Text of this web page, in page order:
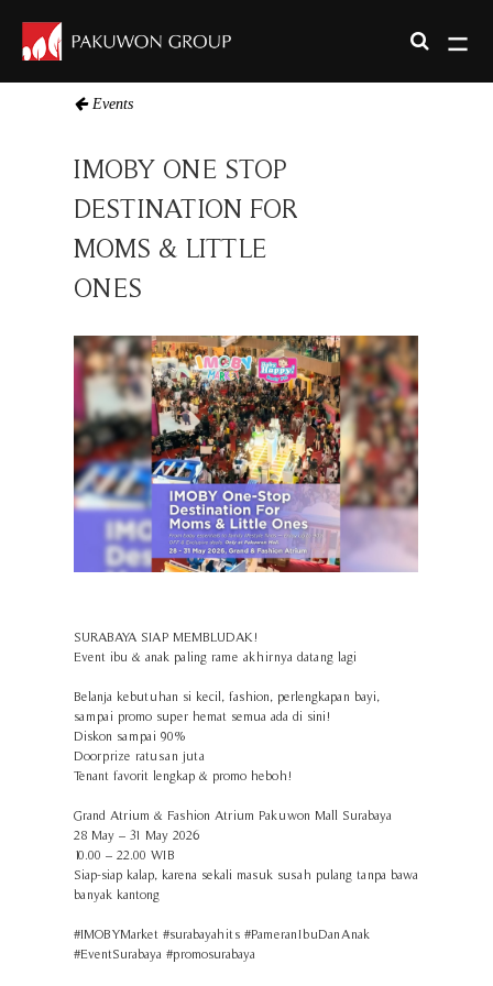
Events
IMOBY ONE STOP
DESTINATION FOR
MOMS & LITTLE
ONES
SURABAYA SIAP MEMBLUDAK!
Event ibu & anak paling rame akhirnya datang lagi
Belanja kebutuhan si kecil, fashion, perlengkapan bayi,
sampai promo super hemat semua ada di sini!
Diskon sampai 90%
Doorprize ratusan juta
Tenant favorit lengkap & promo heboh!
Grand Atrium & Fashion Atrium Pakuwon Mall Surabaya
28 May – 31 May 2026
10.00 – 22.00 WIB
Siap-siap kalap, karena sekali masuk susah pulang tanpa bawa
banyak kantong
#IMOBYMarket #surabayahits #PameranIbuDanAnak
#EventSurabaya #promosurabaya